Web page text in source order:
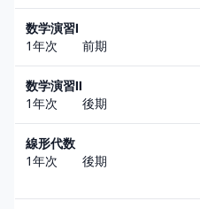
数学演習Ⅰ
1年次 前期
数学演習Ⅱ
1年次 後期
線形代数
1年次 後期